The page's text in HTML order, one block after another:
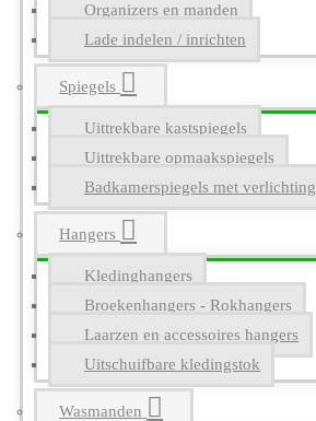
Organizers en manden
Lade indelen / inrichten
Spiegels
Uittrekbare kastspiegels
Uittrekbare opmaakspiegels
Badkamerspiegels met verlichting
Hangers
Kledinghangers
Broekenhangers - Rokhangers
Laarzen en accessoires hangers
Uitschuifbare kledingstok
Wasmanden